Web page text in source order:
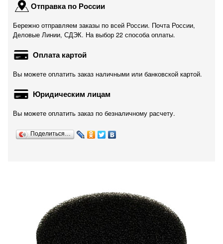
Отправка по России
Бережно отправляем заказы по всей России. Почта России,
Деловые Линии, СДЭК. На выбор 22 способа оплаты.
Оплата картой
Вы можете оплатить заказ наличными или банковской картой.
Юридическим лицам
Вы можете оплатить заказ по безналичному расчету.
Поделиться…